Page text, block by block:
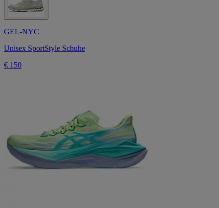
GEL-NYC
Unisex SportStyle Schuhe
€ 150